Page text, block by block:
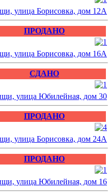
улица Борисовка, дом 12А
ПРОДАНО
улица Борисовка, дом 16А
СДАНО
улица Юбилейная, дом 30
ПРОДАНО
улица Борисовка, дом 24А
ПРОДАНО
улица Юбилейная, дом 16